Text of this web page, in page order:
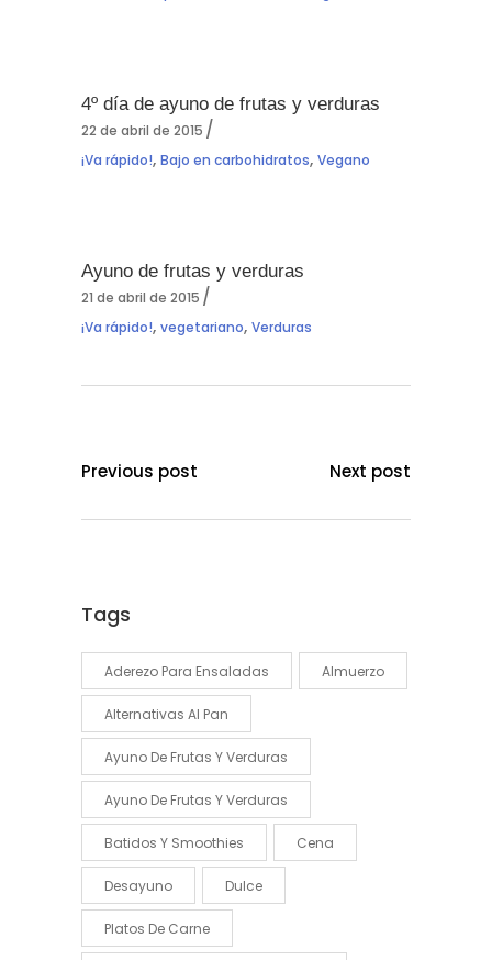
4º día de ayuno de frutas y verduras
22 de abril de 2015
¡Va rápido!, Bajo en carbohidratos, Vegano
Ayuno de frutas y verduras
21 de abril de 2015
¡Va rápido!, vegetariano, Verduras
Previous post Next post
Tags
Aderezo Para Ensaladas Almuerzo
Alternativas Al Pan
Ayuno De Frutas Y Verduras
Ayuno De Frutas Y Verduras
Batidos Y Smoothies Cena
Desayuno Dulce
Platos De Carne